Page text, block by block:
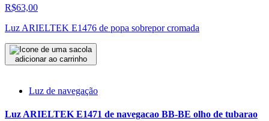
R$63,00
Luz ARIELTEK E1476 de popa sobrepor cromada
adicionar ao carrinho
Luz de navegação
Luz ARIELTEK E1471 de navegacao BB-BE olho de tubarao